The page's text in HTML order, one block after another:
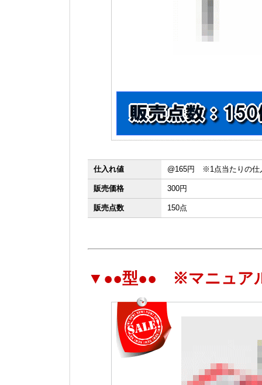
仕入れ値 @165円 ※1点当たりの仕
販売価格 300円
販売点数 150点
▼●●型●● ※マニュア